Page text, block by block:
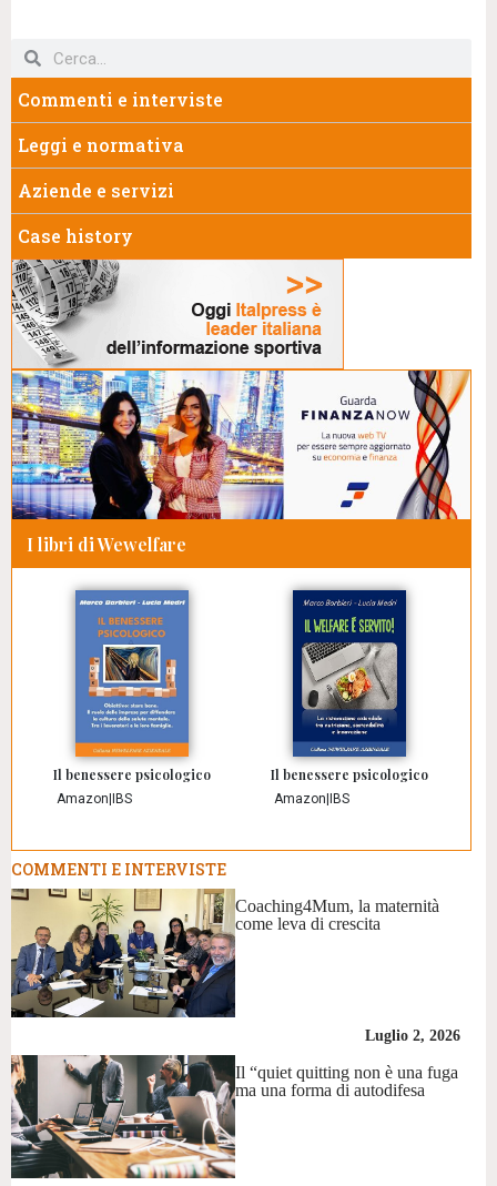
Commenti e interviste
Leggi e normativa
Aziende e servizi
Case history
I libri di Wewelfare
Il benessere psicologico
Amazon IBS
Il benessere psicologico
Amazon IBS
COMMENTI E INTERVISTE
Coaching4Mum, la maternità
come leva di crescita
Luglio 2, 2026
Il “quiet quitting non è una fuga
ma una forma di autodifesa